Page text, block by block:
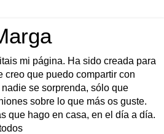
mi página. Ha sido creada para
creo que puedo compartir con
se sorprenda, sólo que
sobre lo que más os guste.
que hago en casa, en el día a día.